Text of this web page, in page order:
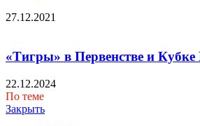
27.12.2021
«Тигры» в Первенстве и
22.12.2024
По теме
Закрыть